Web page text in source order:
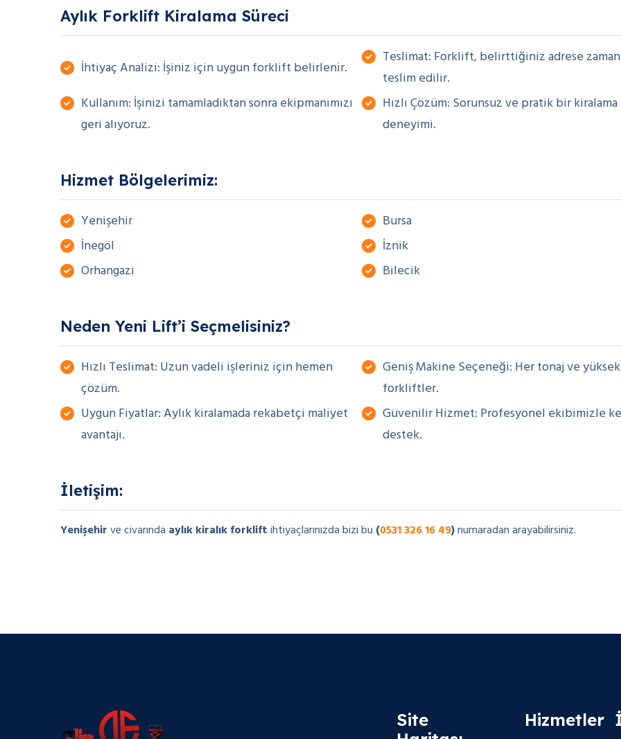
Aylık Forklift Kiralama Süreci
İhtiyaç Analizi: İşiniz için uygun forklift belirlenir.
Teslimat: Forklift, belirttiğiniz adrese
teslim edilir.
Kullanım: İşinizi tamamladıktan sonra ekipmanımızı
geri alıyoruz.
Hızlı Çözüm: Sorunsuz ve pratik bir kiralama
deneyimi.
Hizmet Bölgelerimiz:
Yenişehir
Bursa
İnegöl
İznik
Orhangazi
Bilecik
Neden Yeni Lift’i Seçmelisiniz?
Hızlı Teslimat: Uzun vadeli işleriniz için hemen
çözüm.
Geniş Makine Seçeneği: Her tonaj ve
forkliftler.
Uygun Fiyatlar: Aylık kiralamada rekabetçi maliyet
avantajı.
Güvenilir Hizmet: Profesyonel ekibimizle
destek.
İletişim:
Yenişehirve civarında aylık kiralık forkliftihtiyaçlarınızda bizi bu (0531 326 16 49)numaradan arayabilirsiniz.
Site
Hizmetler